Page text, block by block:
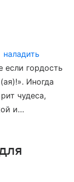
наладить
если гордость
Иногда
чудеса,
и…